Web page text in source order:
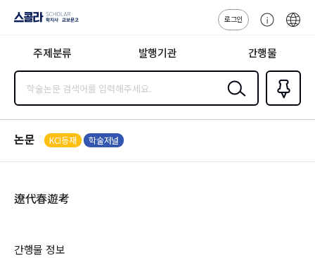
지사·교보문고
로그인
센
주제분류 발행기관 간행물
검색
즐겨찾
기0
논문 KCI등재 학술저널
遼代春遊考
간행물 정보